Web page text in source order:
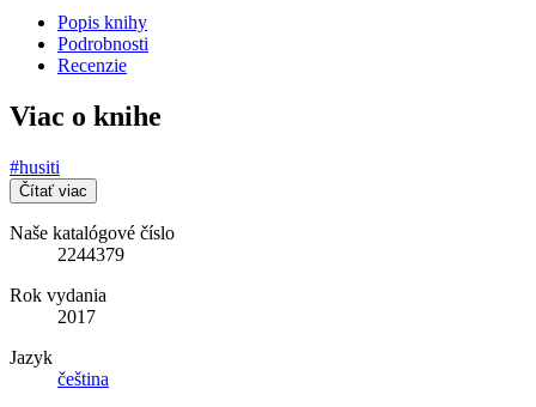
Popis knihy
Podrobnosti
Recenzie
Viac o knihe
#husiti
Čítať viac
Naše katalógové číslo
2244379
Rok vydania
2017
Jazyk
čeština